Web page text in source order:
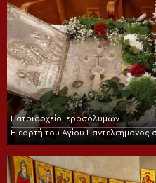
Πατριαρχείο Ιεροσολύμων
Η εορτή του Αγίου Παντελεήμονος